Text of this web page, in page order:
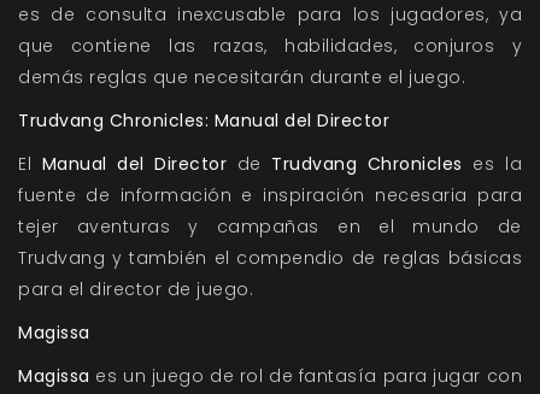
es de consulta inexcusable para los jugadores, ya
que contiene las razas, habilidades, conjuros y
demás reglas que necesitarán durante el juego.
Trudvang Chronicles: Manual del Director
El Manual del Director de Trudvang Chronicles es la
fuente de información e inspiración necesaria para
tejer aventuras y campañas en el mundo de
Trudvang y también el compendio de reglas básicas
para el director de juego.
Magissa
Magissa es un juego de rol de fantasía para jugar con